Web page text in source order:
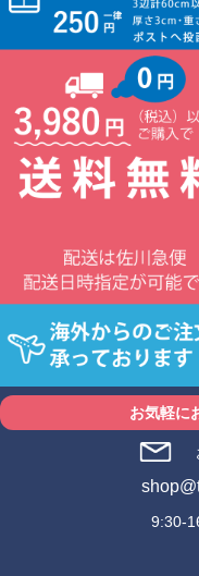
お気軽に
9:30-